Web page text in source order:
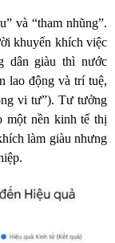
và “tham nhũng”.
khuyến khích việc
dân giàu thì nước
lao động và trí tuệ,
vi tư”). Tư tưởng
một nền kinh tế thị
làm giàu nhưng